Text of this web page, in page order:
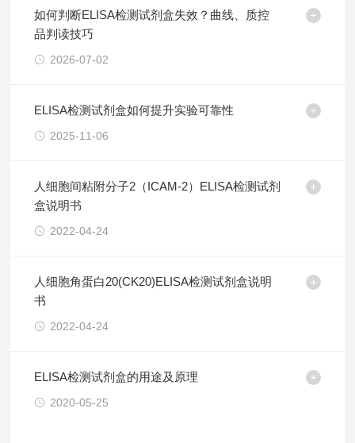
如何判断ELISA检测试剂盒失效？曲线、质控
品判读技巧
2026-07-02
ELISA检测试剂盒如何提升实验可靠性
2025-11-06
人细胞间粘附分子2（ICAM-2）ELISA检测试剂
盒说明书
2022-04-24
人细胞角蛋白20(CK20)ELISA检测试剂盒说明
书
2022-04-24
ELISA检测试剂盒的用途及原理
2020-05-25